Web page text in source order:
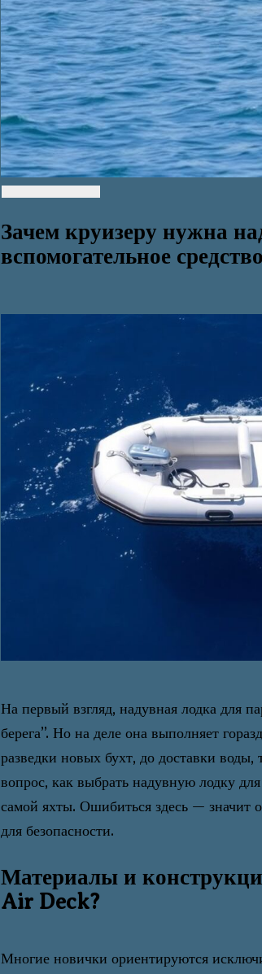
Зачем круизеру нужна
вспомогательное средство
На первый взгляд, надувная лодка для
берега”. Но на деле она выполняет
разведки новых бухт, до доставки
вопрос, как выбрать надувную лодку
самой яхты. Ошибиться здесь — значит
для безопасности.
Материалы и
Air Deck?
Многие новички ориентируются